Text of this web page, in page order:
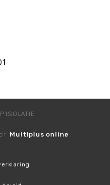
ISOLATIE
Multiplus online